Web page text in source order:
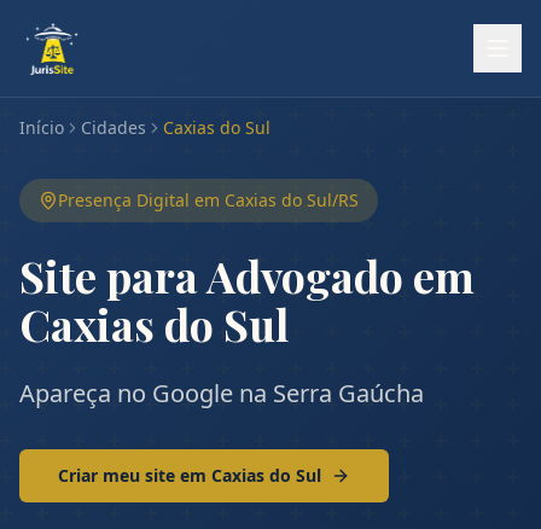
Início Cidades Caxias do Sul
Presença Digital em Caxias do Sul/RS
Site para Advogado em
Caxias do Sul
Apareça no Google na Serra Gaúcha
Criar meu site em Caxias do Sul